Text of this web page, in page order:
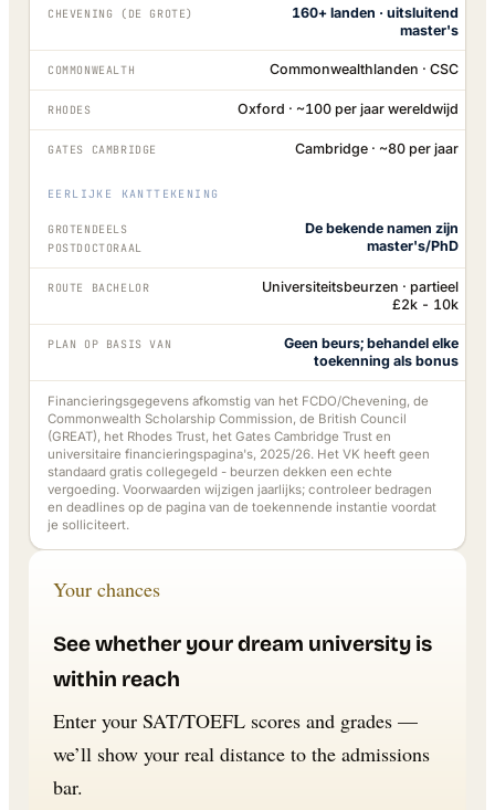
CHEVENING (DE GROTE)
160+ landen · uitsluitend
master's
COMMONWEALTH Commonwealthlanden · CSC
RHODES Oxford · ~100 per jaar wereldwijd
GATES CAMBRIDGE Cambridge · ~80 per jaar
EERLIJKE KANTTEKENING
GROTENDEELS
POSTDOCTORAAL
De bekende namen zijn
master's/PhD
ROUTE BACHELOR
Universiteitsbeurzen · partieel
£2k - 10k
PLAN OP BASIS VAN
Geen beurs; behandel elke
toekenning als bonus
Financieringsgegevens afkomstig van het FCDO/Chevening, de
Commonwealth Scholarship Commission, de British Council
(GREAT), het Rhodes Trust, het Gates Cambridge Trust en
universitaire financieringspagina's, 2025/26. Het VK heeft geen
standaard gratis collegegeld - beurzen dekken een echte
vergoeding. Voorwaarden wijzigen jaarlijks; controleer bedragen
en deadlines op de pagina van de toekennende instantie voordat
je solliciteert.
Your chances
See whether your dream university is
within reach
Enter your SAT/TOEFL scores and grades —
we’ll show your real distance to the admissions
bar.